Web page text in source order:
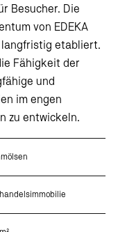
Besucher. Die
von EDEKA
etabliert.
Fähigkeit der
und
im engen
zu entwickeln.